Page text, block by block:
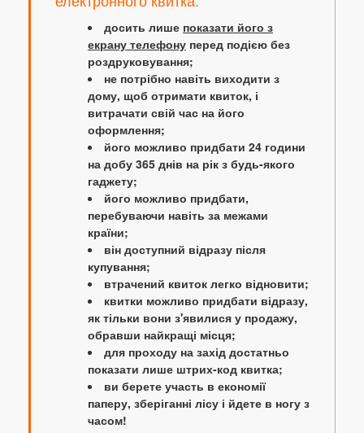
досить лише показати його з
екрану телефону перед подією без
роздруковування;
не потрібно навіть виходити з
дому, щоб отримати квиток, і
витрачати свій час на його
оформлення;
його можливо придбати 24 години
на добу 365 днів на рік з будь-якого
гаджету;
його можливо придбати,
перебуваючи навіть за межами
країни;
він доступний відразу після
купування;
втрачений квиток легко відновити;
квитки можливо придбати відразу,
як тільки вони з'явилися у продажу,
обравши найкращі місця;
для проходу на захід достатньо
показати лише штрих-код квитка;
ви берете участь в економії
паперу, зберіганні лісу і йдете в ногу з
часом!